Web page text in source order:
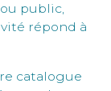
public,
répond à
catalogue